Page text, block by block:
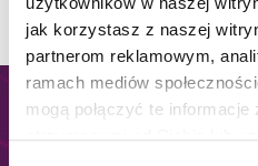
jak korzystasz z naszej
partnerom reklamowym,
ramach mediów
mogą połączyć te informacje
CONLEA / 6 min czytania